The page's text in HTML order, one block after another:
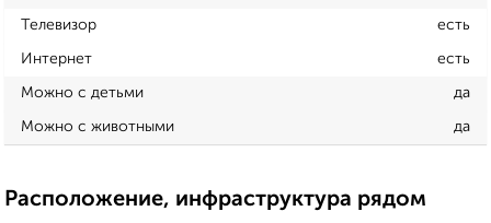
Телевизор есть
Интернет есть
Можно с детьми да
Можно с животными да
Расположение, инфраструктура рядом